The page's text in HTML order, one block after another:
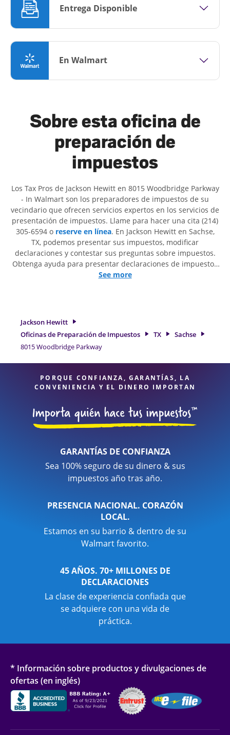
Entrega Disponible
En Walmart
Sobre esta oficina de
preparación de
impuestos
Los Tax Pros de Jackson Hewitt en 8015 Woodbridge Parkway
- In Walmart son ​​los preparadores de impuestos de su
vecindario que ofrecen servicios expertos en los servicios de
presentación de impuestos. Llame para hacer una cita (214)
305-6594 o reserve en línea. En Jackson Hewitt en Sachse,
TX, podemos presentar sus impuestos, modificar
declaraciones y contestar sus preguntas sobre impuestos.
Obtenga ayuda para presentar declaraciones de impuestos
simples o situaciones más complejas, como los impuestos
necesita servicios de preparación de impuestos en Sachse,
TX, la ubicación de Jackson Hewitt en 8015 Woodbridge
Parkway es una opción excelente. Con nuestros expertos
profesionales de impuestos, atención al detalle y diversidad
See more
Jackson Hewitt
Oficinas de Preparación de Impuestos
TX
Sachse
8015 Woodbridge Parkway
PORQUE CONFIANZA, GARANTÍAS, LA
CONVENIENCIA Y EL DINERO IMPORTAN
GARANTÍAS DE CONFIANZA
Sea 100% seguro de su dinero & sus
impuestos año tras año.
PRESENCIA NACIONAL. CORAZÓN
LOCAL.
Estamos en su barrio & dentro de su
Walmart favorito.
45 AÑOS. 70+ MILLONES DE
DECLARACIONES
La clase de experiencia confiada que
se adquiere con una vida de
práctica.
* Información sobre productos y divulgaciones de
ofertas (en inglés)